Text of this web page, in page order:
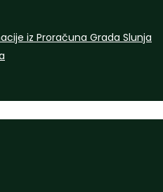
iz Proračuna Grada Slunja